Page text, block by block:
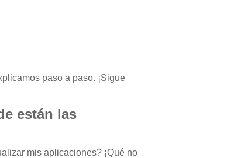
paso a paso. ¡Sigue
están las
mis aplicaciones? ¡Qué no